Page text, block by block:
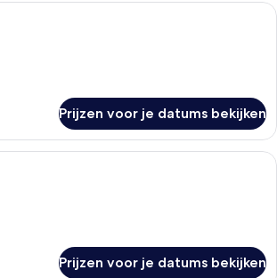
Prijzen voor je datums bekijken
Prijzen voor je datums bekijken